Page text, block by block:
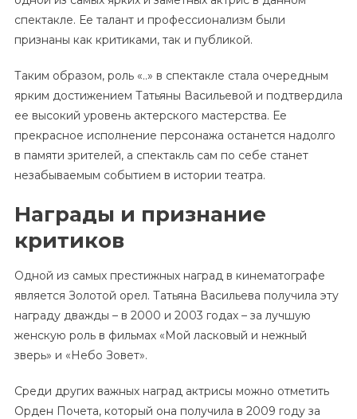
спектакле. Ее талант и профессионализм были
признаны как критиками, так и публикой.
Таким образом, роль «..» в спектакле стала очередным
ярким достижением Татьяны Васильевой и подтвердила
ее высокий уровень актерского мастерства. Ее
прекрасное исполнение персонажа останется надолго
в памяти зрителей, а спектакль сам по себе станет
незабываемым событием в истории театра.
Награды и признание
критиков
Одной из самых престижных наград в кинематографе
является Золотой орел. Татьяна Васильева получила эту
награду дважды – в 2000 и 2003 годах – за лучшую
женскую роль в фильмах «Мой ласковый и нежный
зверь» и «Небо Зовет».
Среди других важных наград актрисы можно отметить
Орден Почета, который она получила в 2009 году за